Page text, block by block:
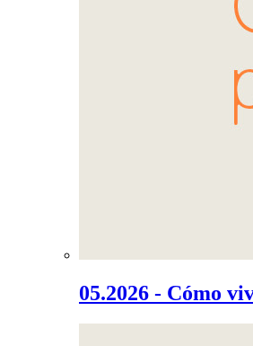
05.2026 - Cómo